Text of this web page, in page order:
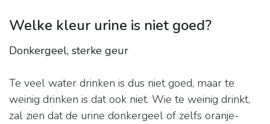
Welke kleur urine is niet goed?
Donkergeel, sterke geur
Te veel water drinken is dus niet goed, maar te
weinig drinken is dat ook niet. Wie te weinig drinkt,
zal zien dat de urine donkergeel of zelfs oranje-